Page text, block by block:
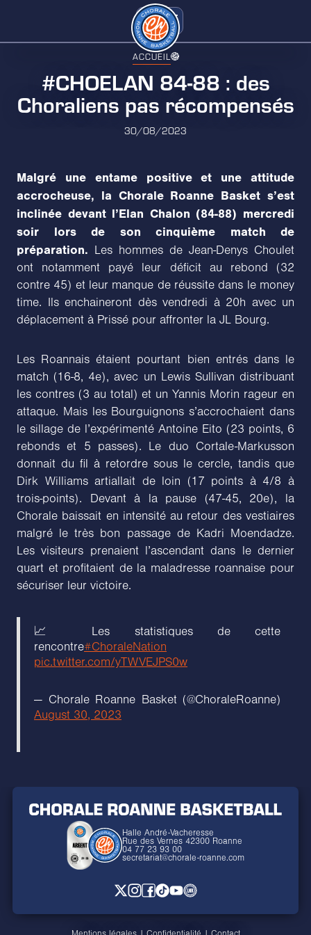
ACCUEIL
#CHOELAN 84-88 : des
Choraliens pas récompensés
30/08/2023
Malgré une entame positive et une attitude
accrocheuse, la Chorale Roanne Basket s’est
inclinée devant l’Elan Chalon (84-88) mercredi
soir lors de son cinquième match de
préparation. Les hommes de Jean-Denys Choulet
ont notamment payé leur déficit au rebond (32
contre 45) et leur manque de réussite dans le money
time. Ils enchaineront dès vendredi à 20h avec un
déplacement à Prissé pour affronter la JL Bourg.
Les Roannais étaient pourtant bien entrés dans le
match (16-8, 4e), avec un Lewis Sullivan distribuant
les contres (3 au total) et un Yannis Morin rageur en
attaque. Mais les Bourguignons s’accrochaient dans
le sillage de l’expérimenté Antoine Eito (23 points, 6
rebonds et 5 passes). Le duo Cortale-Markusson
donnait du fil à retordre sous le cercle, tandis que
Dirk Williams artiallait de loin (17 points à 4/8 à
trois-points). Devant à la pause (47-45, 20e), la
Chorale baissait en intensité au retour des vestiaires
malgré le très bon passage de Kadri Moendadze.
Les visiteurs prenaient l’ascendant dans le dernier
quart et profitaient de la maladresse roannaise pour
sécuriser leur victoire.
📈 Les statistiques de cette
rencontre#ChoraleNation
pic.twitter.com/yTWVEJPS0w
— Chorale Roanne Basket (@ChoraleRoanne)
August 30, 2023
Halle André-Vacheresse
Rue des Vernes 42300 Roanne
04 77 23 93 00
secretariat@chorale-roanne.com